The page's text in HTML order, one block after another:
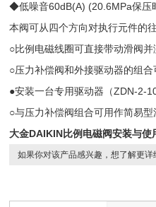
◆低噪音60dB(A) (20.6MPa保压
本阀可从四个方向对执行元件的
○比例电磁线圈可直接带动滑阀
○压力补偿阀和外接驱动器的组
●安装一台专用驱动器（ZDN-2-
○与压力补偿阀组合可用作简易
大金DAIKIN比例电磁阀安装与使
如果你对该产品感兴趣，想了解更详